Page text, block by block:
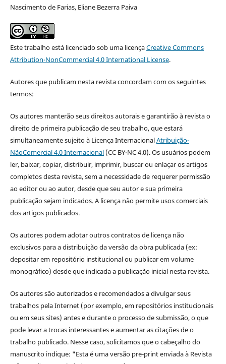
Nascimento de Farias, Eliane Bezerra Paiva
Este trabalho está licenciado sob uma licençaCreative Commons
Attribution-NonCommercial 4.0 International License.
Autores que publicam nesta revista concordam com os seguintes
termos:
Os autores manterão seus direitos autorais e garantirão à revista o
direito de primeira publicação de seu trabalho, que estará
simultaneamente sujeito à Licença InternacionalAtribuição-
NãoComercial 4.0 Internacional(CC BY-NC 4.0). Os usuários podem
ler, baixar, copiar, distribuir, imprimir, buscar ou enlaçar os artigos
completos desta revista, sem a necessidade de requerer permissão
ao editor ou ao autor, desde que seu autor e sua primeira
publicação sejam indicados. A licença não permite usos comerciais
dos artigos publicados.
Os autores podem adotar outros contratos de licença não
exclusivos para a distribuição da versão da obra publicada (ex:
depositar em repositório institucional ou publicar em volume
monográfico) desde que indicada a publicação inicial nesta revista.
Os autores são autorizados e recomendados a divulgar seus
trabalhos pela Internet (por exemplo, em repositórios institucionais
ou em seus sites) antes e durante o processo de submissão, o que
pode levar a trocas interessantes e aumentar as citações de o
trabalho publicado. Nesse caso, solicitamos que o cabeçalho do
manuscrito indique: "Esta é uma versão pre-print enviada à Revista